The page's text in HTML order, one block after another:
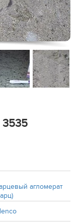
3535
агломерат